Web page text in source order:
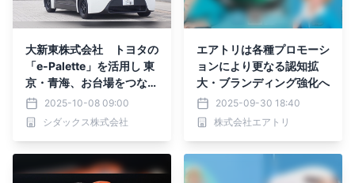
大新東株式会社 トヨタの
「e-Palette」を活用し 東
京・青海、お台場をつなぐ
公園内で 次世代型モビリ
ティサービスの受託運行開
始
2025-10-08 09:00
シダックス株式会社
エアトリは各種プロモーシ
ョンにより更なる認知拡
大・ブランディング強化へ
2025-09-30 18:40
株式会社エアトリ